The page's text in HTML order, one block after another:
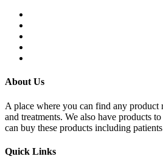
About Us
A place where you can find any product
and treatments. We also have products
can buy these products including
Quick Links